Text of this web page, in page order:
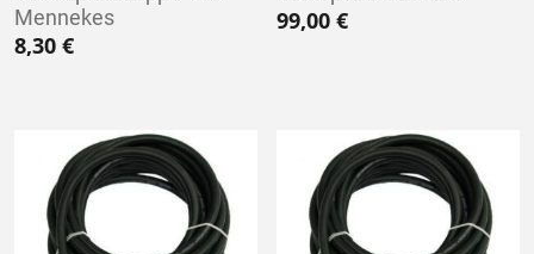
Mennekes
8,30 €
99,00€